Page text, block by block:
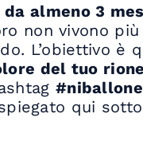
almeno 3
non vivono
L’obiettivo è
del tuo
qui